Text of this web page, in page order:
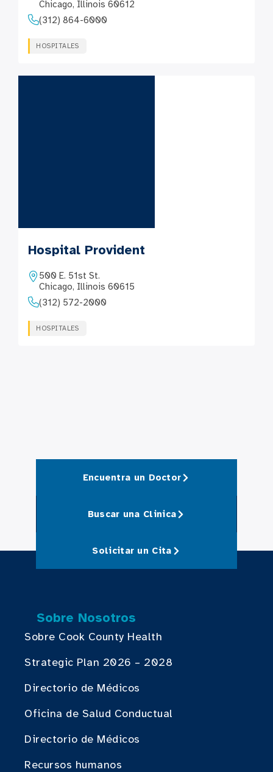
Chicago, Illinois 60612
(312) 864-6000
HOSPITALES
Hospital Provident
500 E. 51st St.
Chicago, Illinois 60615
(312) 572-2000
HOSPITALES
Encuentra un Doctor
Buscar una Clinica
Solicitar un Cita
Sobre Nosotros
Sobre Cook County Health
Strategic Plan 2026 – 2028
Directorio de Médicos
Oficina de Salud Conductual
Directorio de Médicos
Recursos humanos